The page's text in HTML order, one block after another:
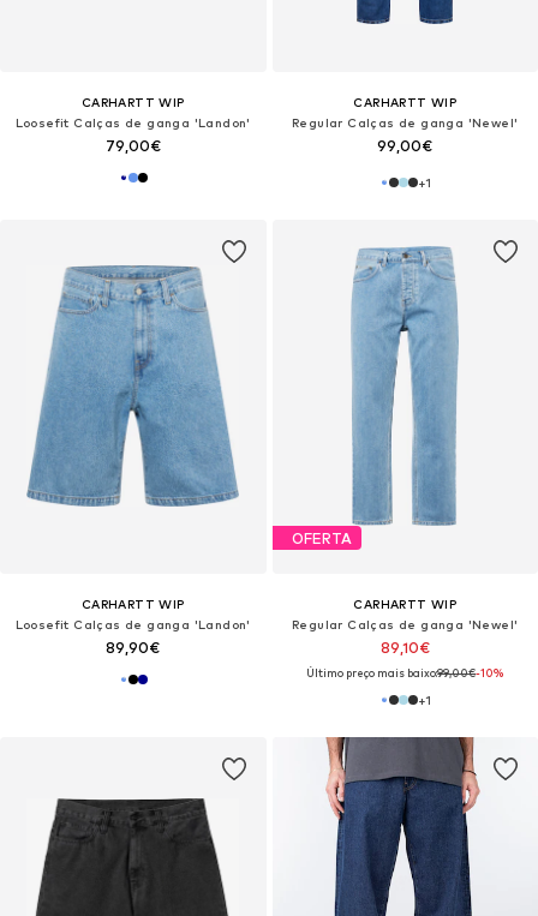
CARHARTT WIP
Loosefit Calças de ganga 'Landon'
79,00€
CARHARTT WIP
Regular Calças de ganga 'Newel'
99,00€
+1
CARHARTT WIP
Loosefit Calças de ganga 'Landon'
89,90€
OFERTA
CARHARTT WIP
Regular Calças de ganga 'Newel'
89,10€
Último preço mais baixo:99,00€-10%
+1